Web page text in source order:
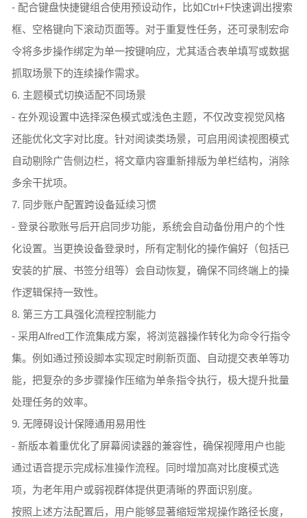
- 配合键盘快捷键组合使用预设动作，比如Ctrl+F快速调出搜索
框、空格键向下滚动页面等。对于重复性任务，还可录制宏命
令将多步操作绑定为单一按键响应，尤其适合表单填写或数据
抓取场景下的连续操作需求。
6. 主题模式切换适配不同场景
- 在外观设置中选择深色模式或浅色主题，不仅改变视觉风格
还能优化文字对比度。针对阅读类场景，可启用阅读视图模式
自动剔除广告侧边栏，将文章内容重新排版为单栏结构，消除
多余干扰项。
7. 同步账户配置跨设备延续习惯
- 登录谷歌账号后开启同步功能，系统会自动备份用户的个性
化设置。当更换设备登录时，所有定制化的操作偏好（包括已
安装的扩展、书签分组等）会自动恢复，确保不同终端上的操
作逻辑保持一致性。
8. 第三方工具强化流程控制能力
- 采用Alfred工作流集成方案，将浏览器操作转化为命令行指令
集。例如通过预设脚本实现定时刷新页面、自动提交表单等功
能，把复杂的多步骤操作压缩为单条指令执行，极大提升批量
处理任务的效率。
9. 无障碍设计保障通用易用性
- 新版本着重优化了屏幕阅读器的兼容性，确保视障用户也能
通过语音提示完成标准操作流程。同时增加高对比度模式选
项，为老年用户或弱视群体提供更清晰的界面识别度。
按照上述方法配置后，用户能够显著缩短常规操作路径长度，